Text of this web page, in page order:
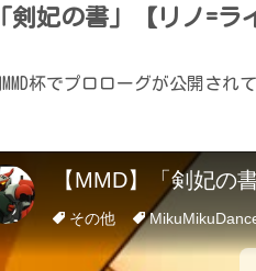
「剣妃の書」【リノ=
杯でプロローグが公開され